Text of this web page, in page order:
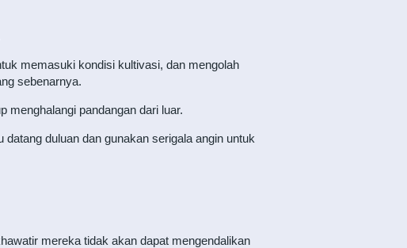
memasuki kondisi kultivasi, dan mengolah
sebenarnya.
menghalangi pandangan dari luar.
duluan dan gunakan serigala angin untuk
mereka tidak akan dapat mengendalikan